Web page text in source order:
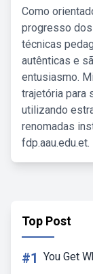
Como
progresso
técnicas
autênticas e
entusiasmo.
trajetória para
utilizando
renomadas
fdp.aau.edu.et.
Top Post
#1 You Get